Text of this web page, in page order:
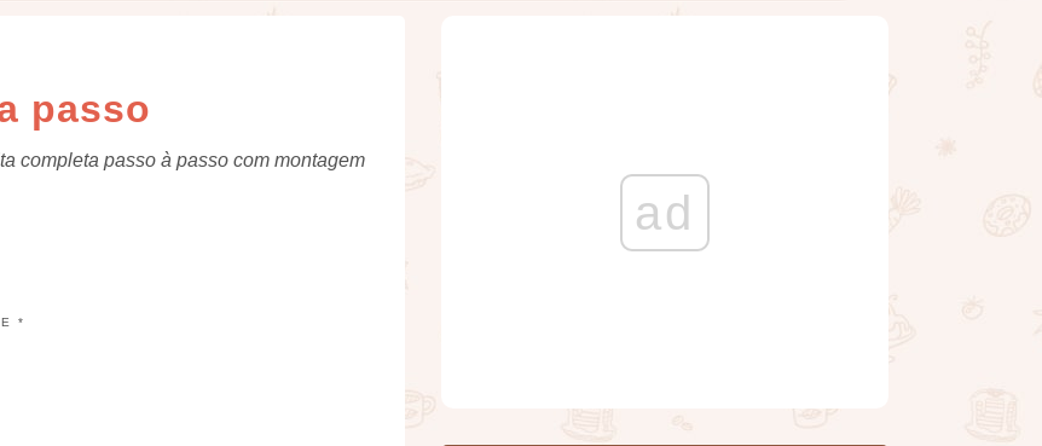
passo
completa passo à passo com montagem
*
ad